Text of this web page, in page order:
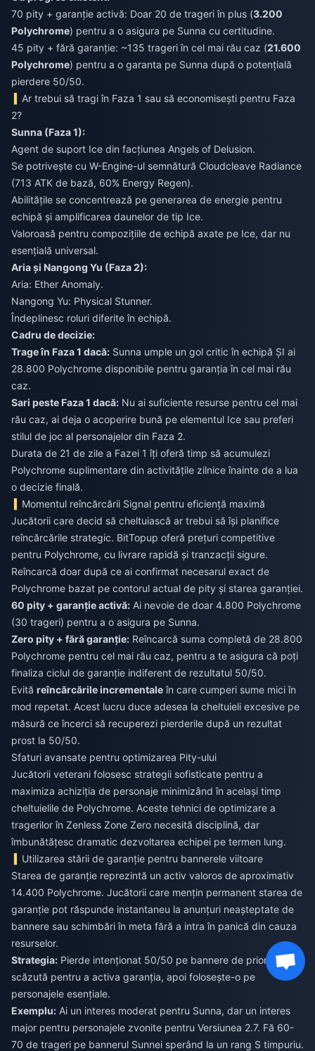
70 pity + garanție activă: Doar 20 de trageri în plus (3.200
Polychrome) pentru a o asigura pe Sunna cu certitudine.
45 pity + fără garanție: ~135 trageri în cel mai rău caz (21.600
Polychrome) pentru a o garanta pe Sunna după o potențială
pierdere 50/50.
Ar trebui să tragi în Faza 1 sau să economisești pentru Faza
2?
Sunna (Faza 1):
Agent de suport Ice din facțiunea Angels of Delusion.
Se potrivește cu W-Engine-ul semnătură Cloudcleave Radiance
(713 ATK de bază, 60% Energy Regen).
Abilitățile se concentrează pe generarea de energie pentru
echipă și amplificarea daunelor de tip Ice.
Valoroasă pentru compozițiile de echipă axate pe Ice, dar nu
esențială universal.
Aria și Nangong Yu (Faza 2):
Aria: Ether Anomaly.
Nangong Yu: Physical Stunner.
Îndeplinesc roluri diferite în echipă.
Cadru de decizie:
Trage în Faza 1 dacă: Sunna umple un gol critic în echipă ȘI ai
28.800 Polychrome disponibile pentru garanția în cel mai rău
caz.
Sari peste Faza 1 dacă: Nu ai suficiente resurse pentru cel mai
rău caz, ai deja o acoperire bună pe elementul Ice sau preferi
stilul de joc al personajelor din Faza 2.
Durata de 21 de zile a Fazei 1 îți oferă timp să acumulezi
Polychrome suplimentare din activitățile zilnice înainte de a lua
o decizie finală.
Momentul reîncărcării Signal pentru eficiență maximă
Jucătorii care decid să cheltuiască ar trebui să își planifice
reîncărcările strategic. BitTopup oferă prețuri competitive
pentru Polychrome, cu livrare rapidă și tranzacții sigure.
Reîncarcă doar după ce ai confirmat necesarul exact de
Polychrome bazat pe contorul actual de pity și starea garanției.
60 pity + garanție activă: Ai nevoie de doar 4.800 Polychrome
(30 trageri) pentru a o asigura pe Sunna.
Zero pity + fără garanție: Reîncarcă suma completă de 28.800
Polychrome pentru cel mai rău caz, pentru a te asigura că poți
finaliza ciclul de garanție indiferent de rezultatul 50/50.
Evită reîncărcările incrementaleîn care cumperi sume mici în
mod repetat. Acest lucru duce adesea la cheltuieli excesive pe
măsură ce încerci să recuperezi pierderile după un rezultat
prost la 50/50.
Sfaturi avansate pentru optimizarea Pity-ului
Jucătorii veterani folosesc strategii sofisticate pentru a
maximiza achiziția de personaje minimizând în același timp
cheltuielile de Polychrome. Aceste tehnici de optimizare a
tragerilor în Zenless Zone Zero necesită disciplină, dar
îmbunătățesc dramatic dezvoltarea echipei pe termen lung.
Utilizarea stării de garanție pentru bannerele viitoare
Starea de garanție reprezintă un activ valoros de aproximativ
14.400 Polychrome. Jucătorii care mențin permanent starea de
garanție pot răspunde instantaneu la anunțuri neașteptate de
bannere sau schimbări în meta fără a intra în panică din cauza
resurselor.
Strategia: Pierde intenționat 50/50 pe bannere de prioritate
scăzută pentru a activa garanția, apoi folosește-o pe
personajele esențiale.
Exemplu: Ai un interes moderat pentru Sunna, dar un interes
major pentru personajele zvonite pentru Versiunea 2.7. Fă 60-
70 de trageri pe bannerul Sunnei sperând la un rang S timpuriu.